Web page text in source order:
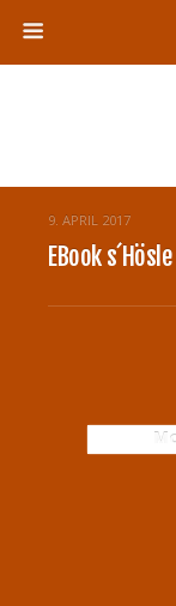
9. APRIL 2017
EBook